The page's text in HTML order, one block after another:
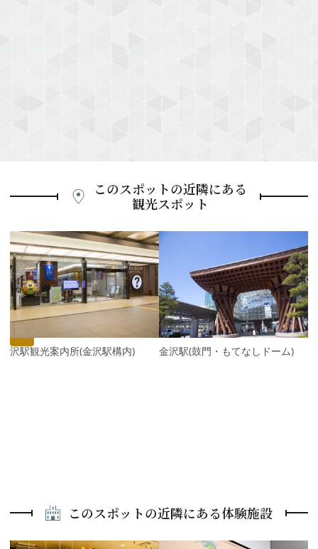
このスポットの近隣にある
観光スポット
P
r
e
v
i
o
u
金沢駅観光案内所(金沢駅構内) 金沢駅(鼓門・もてなしドーム)
N
e
x
t
このスポットの近隣にある体験施設